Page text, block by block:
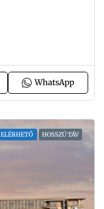
WhatsApp
ELÉRHETŐ HOSSZÚ TÁV